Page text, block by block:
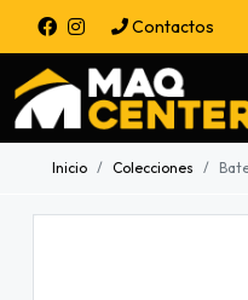
Contactos
Inicio Colecciones